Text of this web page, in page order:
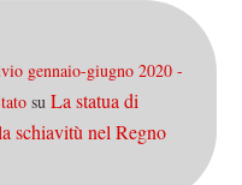
gennaio-giugno 2020 -
su La statua di
schiavitù nel Regno